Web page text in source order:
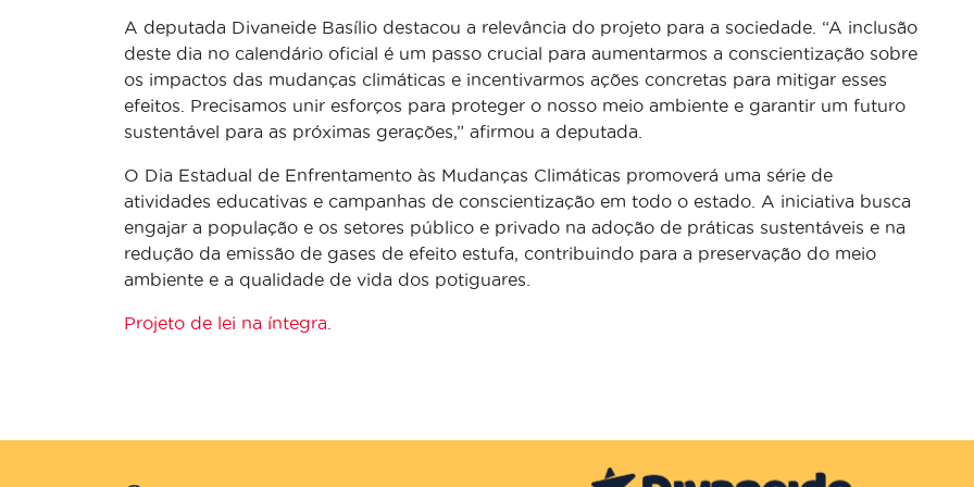
A deputada Divaneide Basílio destacou a relevância do projeto para a sociedade. “A inclusão
deste dia no calendário oficial é um passo crucial para aumentarmos a conscientização sobre
os impactos das mudanças climáticas e incentivarmos ações concretas para mitigar esses
efeitos. Precisamos unir esforços para proteger o nosso meio ambiente e garantir um futuro
sustentável para as próximas gerações,” afirmou a deputada.
O Dia Estadual de Enfrentamento às Mudanças Climáticas promoverá uma série de
atividades educativas e campanhas de conscientização em todo o estado. A iniciativa busca
engajar a população e os setores público e privado na adoção de práticas sustentáveis e na
redução da emissão de gases de efeito estufa, contribuindo para a preservação do meio
ambiente e a qualidade de vida dos potiguares.
Projeto de lei na íntegra.